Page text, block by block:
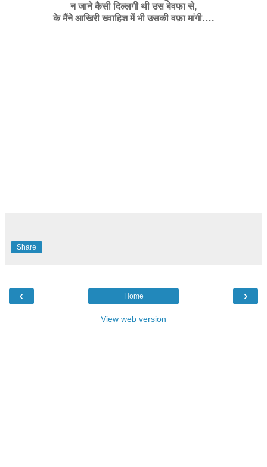
न जाने कैसी दिल्लगी थी उस बेवफा से,
के मैंने आखिरी ख्वाहिश में भी उसकी वफ़ा मांगी….
Share
‹ ›
Home
View web version